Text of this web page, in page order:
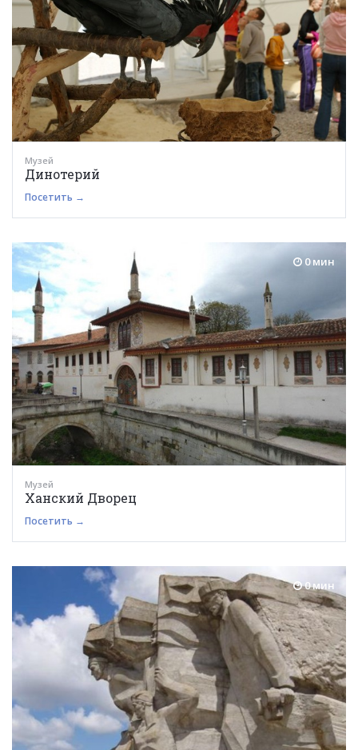
Музей
Динотерий
Посетить →
0 мин
Музей
Ханский Дворец
Посетить →
0 мин